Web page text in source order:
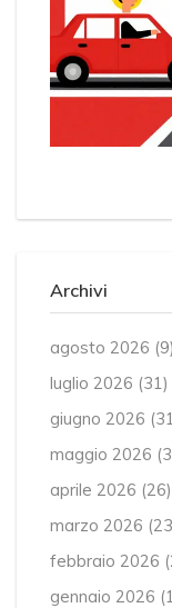
Archivi
agosto 2026 (9)
luglio 2026 (31)
giugno 2026
maggio 2026
aprile 2026 (26)
marzo 2026
febbraio 2026
gennaio 2026